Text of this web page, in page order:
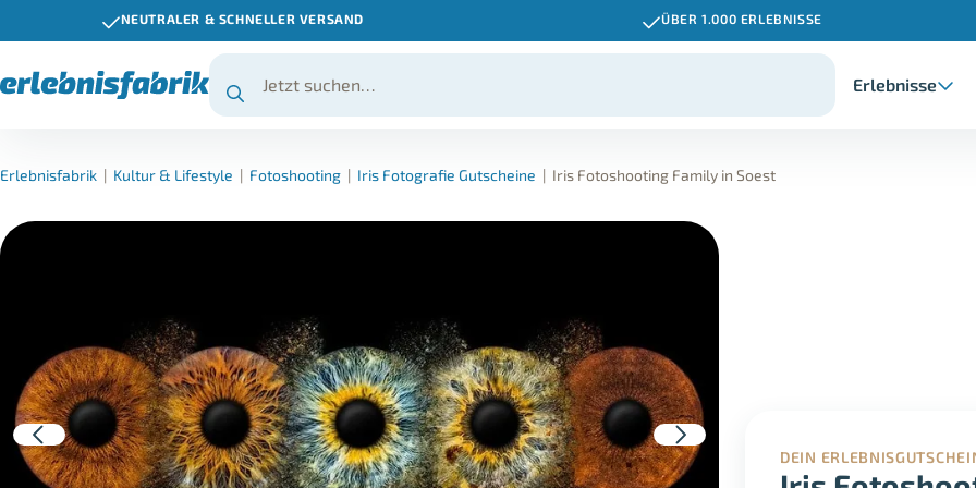
NEUTRALER & SCHNELLER VERSAND ÜBER 1.000 ERLEBNISSE
Erlebnisse
Erlebnisfabrik | Kultur & Lifestyle | Fotoshooting | Iris Fotografie Gutscheine | Iris Fotoshooting Family in Soest
DEIN